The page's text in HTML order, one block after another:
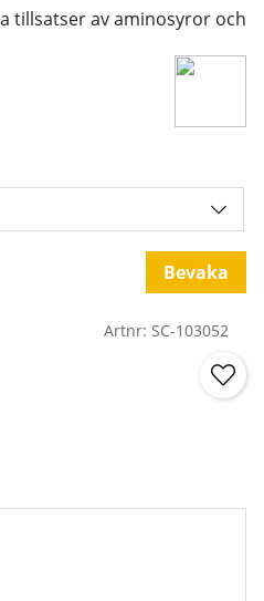
tillsatser av aminosyror och
Bevaka
Artnr: SC-103052